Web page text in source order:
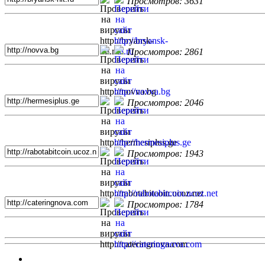
Просмотров: 2861
Просмотров: 2046
Просмотров: 1943
Просмотров: 1784